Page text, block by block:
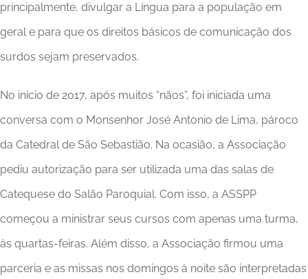
principalmente, divulgar a Língua para a população em
geral e para que os direitos básicos de comunicação dos
surdos sejam preservados.
No início de 2017, após muitos “nãos”, foi iniciada uma
conversa com o Monsenhor José Antonio de Lima, pároco
da Catedral de São Sebastião. Na ocasião, a Associação
pediu autorização para ser utilizada uma das salas de
Catequese do Salão Paroquial. Com isso, a ASSPP
começou a ministrar seus cursos com apenas uma turma,
às quartas-feiras. Além disso, a Associação firmou uma
parceria e as missas nos domingos à noite são interpretadas